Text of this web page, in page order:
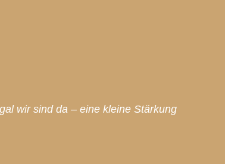
wir sind da – eine kleine Stärkung